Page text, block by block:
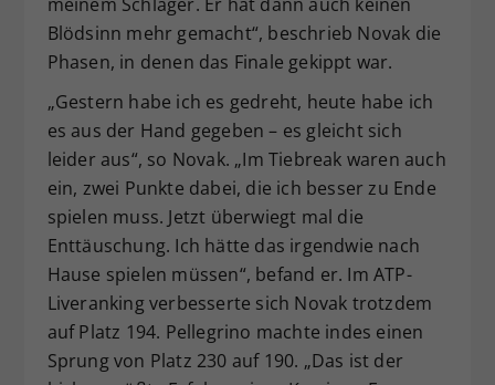
Blödsinn mehr gemacht“, beschrieb Novak die
Phasen, in denen das Finale gekippt war.
„Gestern habe ich es gedreht, heute habe ich
es aus der Hand gegeben – es gleicht sich
leider aus“, so Novak. „Im Tiebreak waren auch
ein, zwei Punkte dabei, die ich besser zu Ende
spielen muss. Jetzt überwiegt mal die
Enttäuschung. Ich hätte das irgendwie nach
Hause spielen müssen“, befand er. Im ATP-
Liveranking verbesserte sich Novak trotzdem
auf Platz 194. Pellegrino machte indes einen
Sprung von Platz 230 auf 190. „Das ist der